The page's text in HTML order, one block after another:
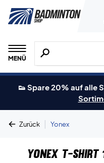
MENÜ
Suche nach
👟 Spare 20% auf alle
Zurück | Yonex
Yonex T-shirt